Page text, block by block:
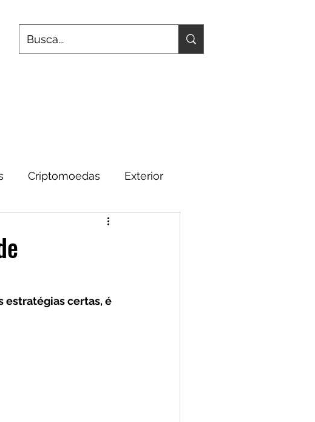
Criptomoedas Exterior
Fundamentos
estratégias certas, é